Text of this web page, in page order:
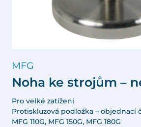
MFG
Noha ke strojům –
Pro velké zatížení
Protiskluzová podložka – objednací
MFG 110G, MFG 150G, MFG 180G